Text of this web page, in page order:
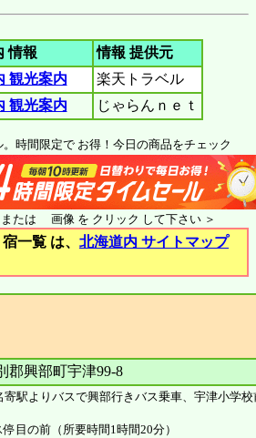
情報
情報 提供元
観光案内
楽天トラベル
観光案内
じゃらんｎｅｔ
時間限定で お得！今日の商品をチェック
たは 画像 を クリック して下さい ＞
一覧 は、 北海道内 サイトマップ
郡興部町宇津99-8
寄駅よりバスで興部行きバス乗車、宇津小学校
停目の前（所要時間1時間20分）